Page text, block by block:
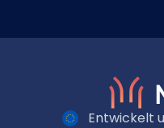
Entwickelt